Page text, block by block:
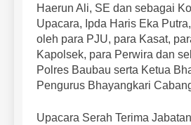
Haerun Ali, SE dan sebagai
Upacara, Ipda Haris Eka
oleh para PJU, para Kasat,
Kapolsek, para Perwira dan
Polres Baubau serta Ketua
Pengurus Bhayangkari
Upacara Serah Terima